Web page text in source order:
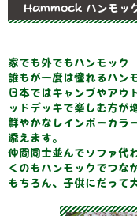
Hammock ハンモッ
家でも外でもハンモック
誰もが一度は憧れるハン
日本ではキャンプやアウ
ッドデッキで楽しむ方が
鮮やかなレインボーカラ
添えます。
仲間同士並んでソファ代
くのもハンモックでつな
もちろん、子供にだって